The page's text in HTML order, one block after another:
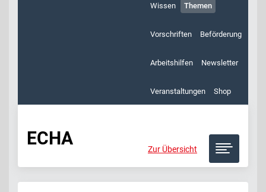
Wissen Themen
Vorschriften Beförderung
Arbeitshilfen Newsletter
Veranstaltungen Shop
Zur Übersicht
ECHA